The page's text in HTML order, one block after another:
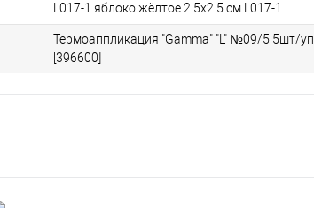
L017-1 яблоко жёлтое 2.5х2.5 см L017-1
Термоаппликация "Gamma" "L" №09/5 5шт/уп
[396600]